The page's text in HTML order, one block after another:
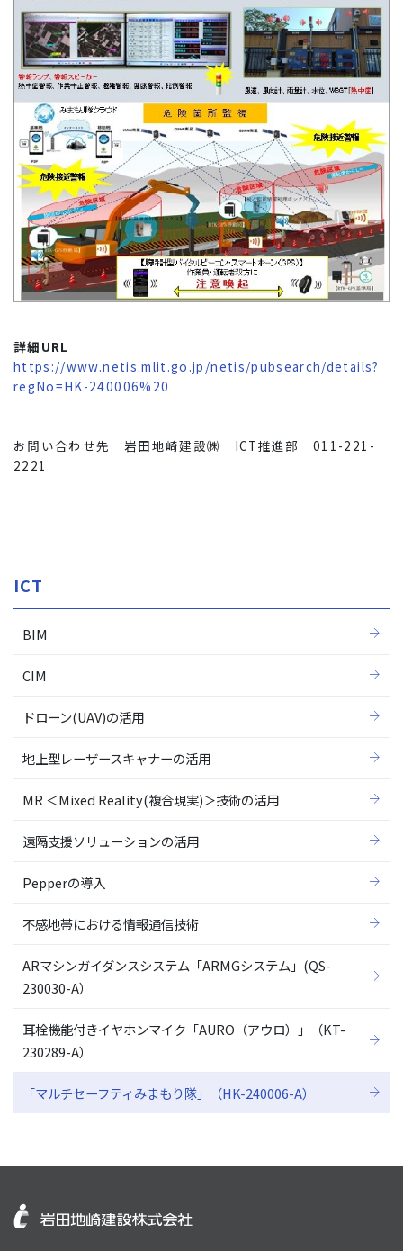
詳細URL
https://www.netis.mlit.go.jp/netis/pubsearch/details?
regNo=HK-240006%20
お問い合わせ先 岩田地崎建設㈱ ICT推進部 011-221-
2221
ICT
BIM
CIM
ドローン(UAV)の活用
地上型レーザースキャナーの活用
MR ＜Mixed Reality(複合現実)＞技術の活用
遠隔支援ソリューションの活用
Pepperの導入
不感地帯における情報通信技術
ARマシンガイダンスシステム「ARMGシステム」(QS-
230030-A）
耳栓機能付きイヤホンマイク「AURO（アウロ）」（KT-
230289-A）
「マルチセーフティみまもり隊」（HK-240006-A）